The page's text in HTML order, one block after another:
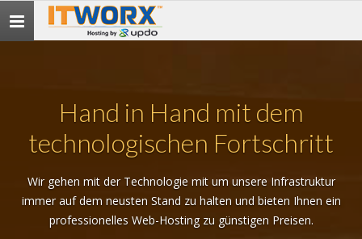
Menü
Hand in Hand mit dem
technologischen Fortschritt
Wir gehen mit der Technologie mit um unsere Infrastruktur
immer auf dem neusten Stand zu halten und bieten Ihnen ein
professionelles Web-Hosting zu günstigen Preisen.